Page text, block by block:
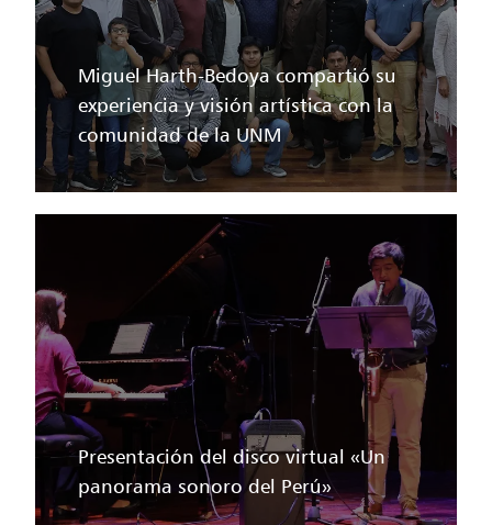
Miguel Harth-Bedoya compartió su
experiencia y visión artística con la
comunidad de la UNM
Presentación del disco virtual «Un
panorama sonoro del Perú»